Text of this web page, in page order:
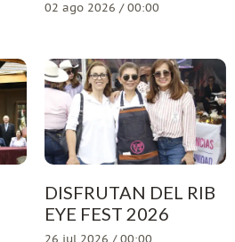
02 ago 2026 / 00:00
DISFRUTAN DEL RIB
EYE FEST 2026